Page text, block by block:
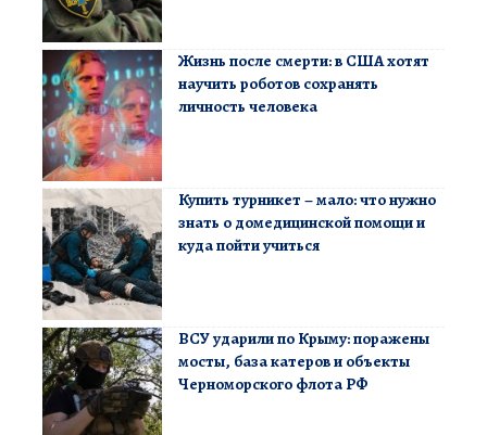
Жизнь после смерти: в США хотят
научить роботов сохранять
личность человека
Купить турникет – мало: что нужно
знать о домедицинской помощи и
куда пойти учиться
ВСУ ударили по Крыму: поражены
мосты, база катеров и объекты
Черноморского флота РФ